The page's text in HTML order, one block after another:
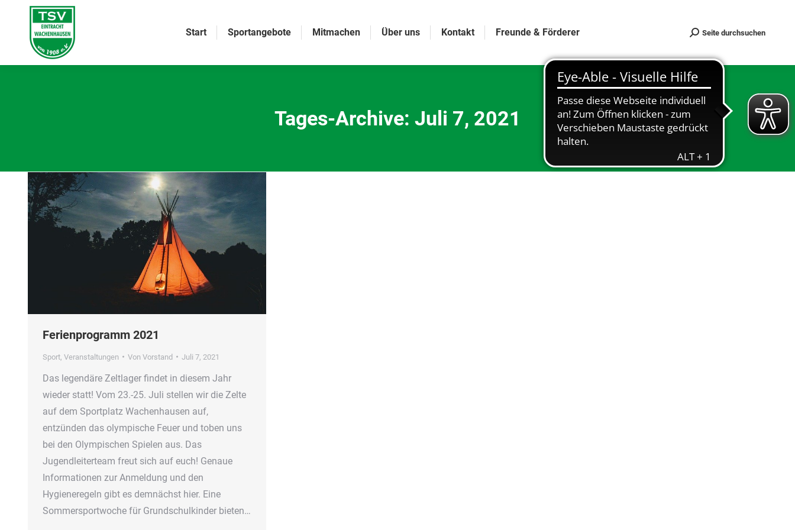
Start Sportangebote Mitmachen Über uns Kontakt Freunde & Förderer Search:
Seite durchsuchen
Tages-Archive: Juli 7, 2021
Ferienprogramm 2021
Sport, Veranstaltungen Von Vorstand Juli 7, 2021
Das legendäre Zeltlager findet in diesem Jahr
wieder statt! Vom 23.-25. Juli stellen wir die Zelte
auf dem Sportplatz Wachenhausen auf,
entzünden das olympische Feuer und toben uns
bei den Olympischen Spielen aus. Das
Jugendleiterteam freut sich auf euch! Genaue
Informationen zur Anmeldung und den
Hygieneregeln gibt es demnächst hier. Eine
Sommersportwoche für Grundschulkinder bieten…